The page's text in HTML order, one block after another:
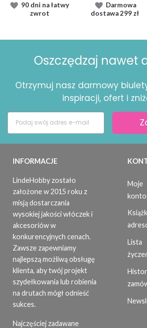
90 dni na łatwy
zwrot
Darmowa
dostawa299 zł
Oszczędzaj nawet
Otrzymuj nasz darmowy
inspiracji, ofert i
INFORMACJE
LindeHobby zostało
założone w 2015 roku z
misją dostarczania
wysokiej jakości włóczek i
akcesoriów w
konkurencyjnych cenach.
Zawsze zapewniamy
najlepszą możliwą obsługę
klienta, aby twój projekt
szydełkowania lub robienia
na drutach mógł odnieść
sukces.
Najczęściej zadawane
Moje
konto
Lista